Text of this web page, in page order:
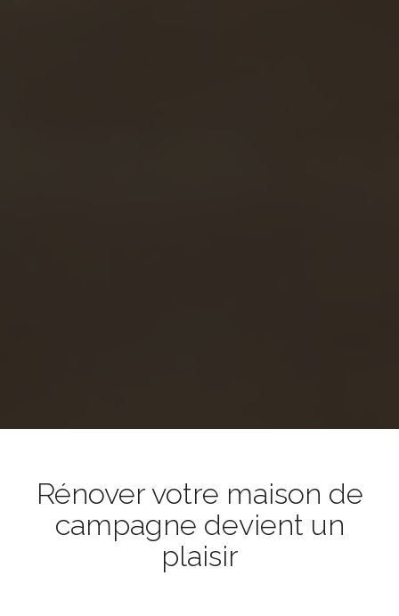
Rénover votre maison de
campagne devient un
plaisir